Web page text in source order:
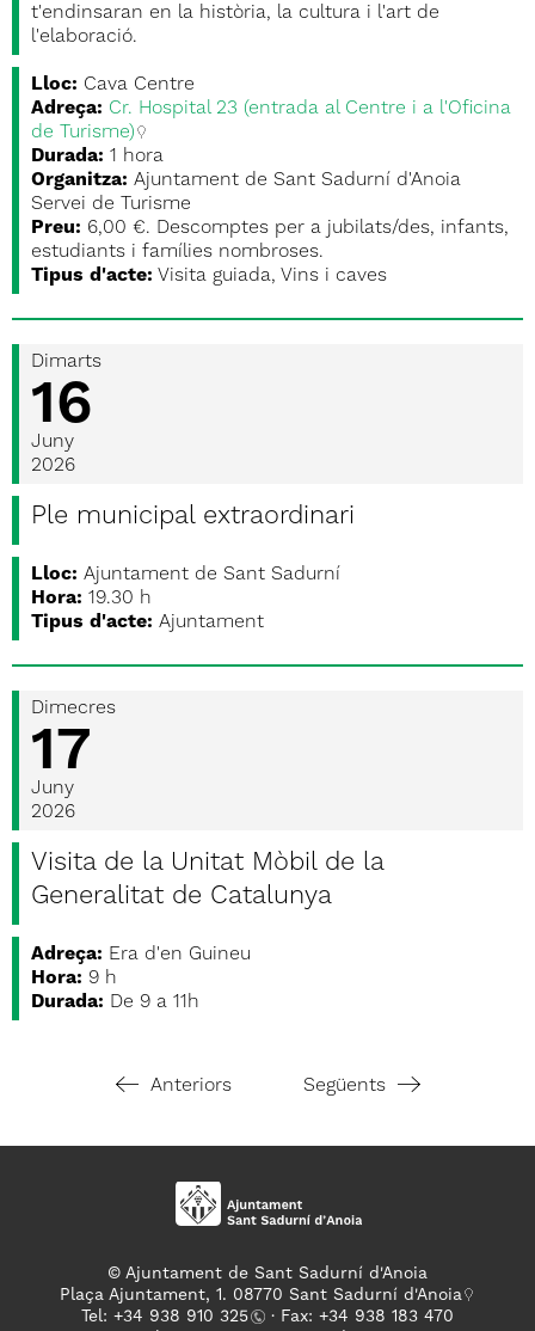
t'endinsaran en la història, la cultura i l'art de
l'elaboració.
Lloc: Cava Centre
Adreça: Cr. Hospital 23 (entrada al Centre i a l'Oficina
de Turisme)
Durada: 1 hora
Organitza: Ajuntament de Sant Sadurní d'Anoia
Servei de Turisme
Preu: 6,00 €. Descomptes per a jubilats/des, infants,
estudiants i famílies nombroses.
Tipus d'acte: Visita guiada, Vins i caves
Dimarts
16
Juny
2026
Ple municipal extraordinari
Lloc: Ajuntament de Sant Sadurní
Hora: 19.30 h
Tipus d'acte: Ajuntament
Dimecres
17
Juny
2026
Visita de la Unitat Mòbil de la
Generalitat de Catalunya
Adreça: Era d'en Guineu
Hora: 9 h
Durada: De 9 a 11h
Anteriors Següents
© Ajuntament de Sant Sadurní d'Anoia
Plaça Ajuntament, 1. 08770 Sant Sadurní d'Anoia
Tel: +34 938 910 325
· Fax: +34 938 183 470